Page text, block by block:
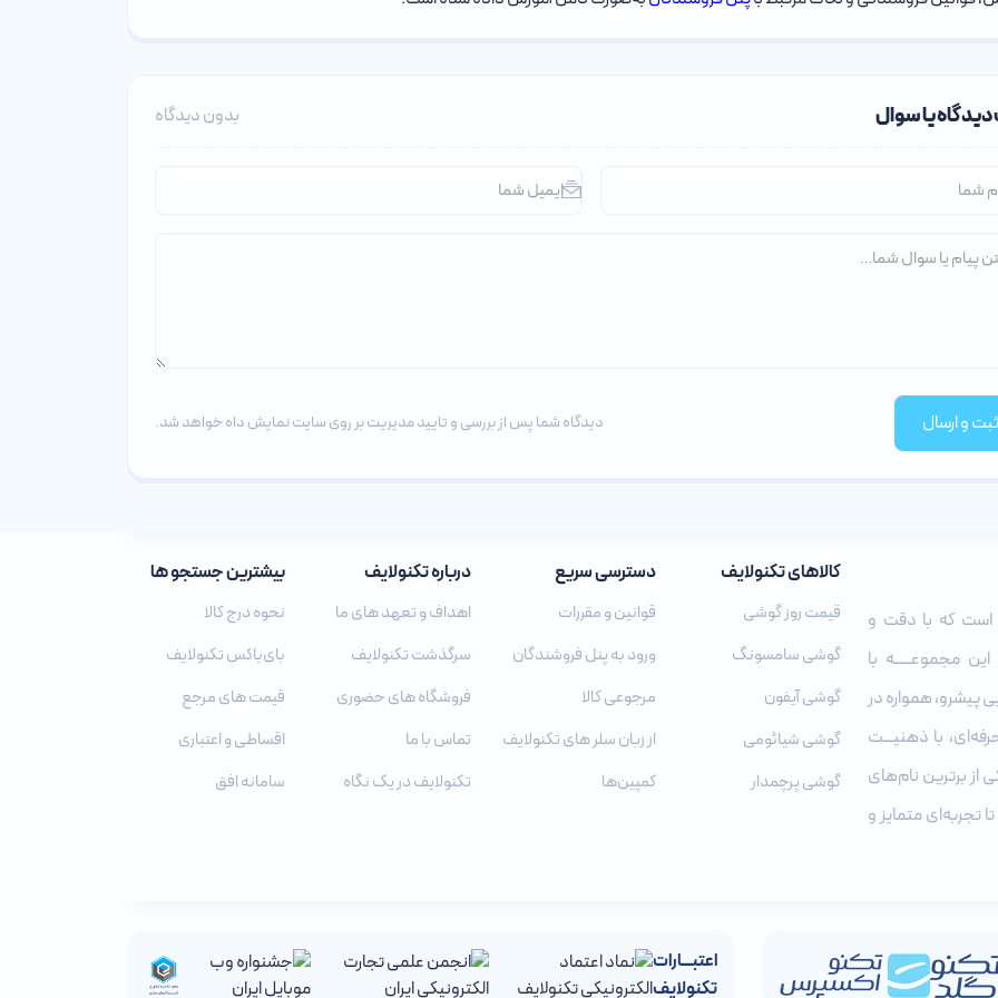
یا سوال بدون دیدگاه
ثبت و ارسال دیدگاه شما پس از بررسی و تایید مدیریت بر روی سایت نمایش داه خواهد شد.
که با دقت و
مجموعـــــه با
همواره در
با ذهنیـــت‌
از برترین نام‌های
تجربه‌ای متمایز و
کالاهای تکنولایف
قیمت روز گوشی
گوشی سامسونگ
گوشی آیفون
گوشی شیائومی
گوشی پرچمدار
دسترسی سریع
قوانین و مقررات
ورود به پنل فروشندگان
مرجوعی کالا
از زبان سلر های تکنولایف
کمپین‌ها
درباره تکنولایف
اهداف و تعهد های ما
سرگذشت تکنولایف
فروشگاه های حضوری
تماس با ما
تکنولایف در یک نگاه
بیشترین جستجو ها
نحوه درج کالا
بای‌باکس تکنولایف
قیمت های مرجع
اقساطی و اعتباری
سامانه افق
اعتبـــارات
تکنولایف